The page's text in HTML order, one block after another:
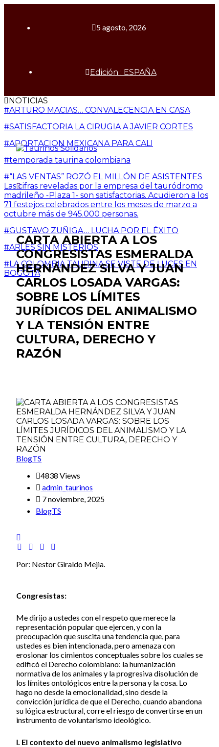
5 agosto, 2026
Edición : ESPAÑA
NOTICIAS
#ARTURO MACIAS… CONVALECENCIA EN CASA
#SATISFACTORIA LA CIRUGIA A JAVIER CORTES
#APORTACION MEXICANA PARA CALI
#temporada taurina colombiana
#“LAS VENTAS” ROZÓ EL MILLÓN DE ASISTENTES
Las cifras reveladas por la empresa del tauródromo
madrileño -Plaza 1- son satisfactorias. Acudieron a los
71 festejos celebrados entre los meses de marzo a
octubre más de 945.000 personas.
#GUSTAVO ZUÑIGA… LUCHA POR EL ÉXITO
#ARLES SIN MISTERIOS
#LA COLOMBIA TAURINA SE VISTE DE LUCES EN
BOGOTA
CARTA ABIERTA A LOS
CONGRESISTAS ESMERALDA
HERNÁNDEZ SILVA Y JUAN
CARLOS LOSADA VARGAS:
SOBRE LOS LÍMITES
JURÍDICOS DEL ANIMALISMO
Y LA TENSIÓN ENTRE
CULTURA, DERECHO Y
RAZÓN
BlogTS
4838 Views
admin_taurinos
7 noviembre, 2025
BlogTS
Por: Nestor Giraldo Mejia.
Congresistas:
Me dirijo a ustedes con el respeto que merece la
representación popular que ejercen, y con la
preocupación que suscita una tendencia que, para
ustedes es bien intencionada, pero amenaza con
erosionar los cimientos conceptuales sobre los cuales se
edificó el Derecho colombiano: la humanización
normativa de los animales y la progresiva disolución de
los límites ontológicos entre la persona y la cosa. Lo
hago no desde la emocionalidad, sino desde la
convicción jurídica de que el Derecho, cuando abandona
su lógica estructural, corre el riesgo de convertirse en un
instrumento de voluntarismo ideológico.
I. El contexto del nuevo animalismo legislativo